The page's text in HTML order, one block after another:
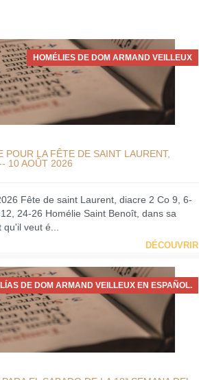
HOMÉLIES DE DOM ARMAND VEILLEUX
POUR LA FÊTE DE SAINT LAURENT,
10 AOÛT 2026
Fête de saint Laurent, diacre 2 Co 9, 6-
24-26 Homélie Saint Benoît, dans sa
qu'il veut é...
DÉCOUVRIR
DE DOM ARMAND VEILLEUX EN ESPAÑOL.